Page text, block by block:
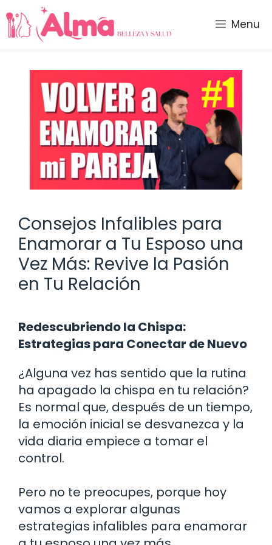
Saltar
al
contenido
Menu
Consejos Infalibles para
Enamorar a Tu Esposo una
Vez Más: Revive la Pasión
en Tu Relación
Redescubriendo la Chispa:
Estrategias para Conectar de Nuevo
¿Alguna vez has sentido que la rutina
ha apagado la chispa en tu relación?
Es normal que, después de un tiempo,
la emoción inicial se desvanezca y la
vida diaria empiece a tomar el
control.
Pero no te preocupes, porque hoy
vamos a explorar algunas
estrategias infalibles para enamorar